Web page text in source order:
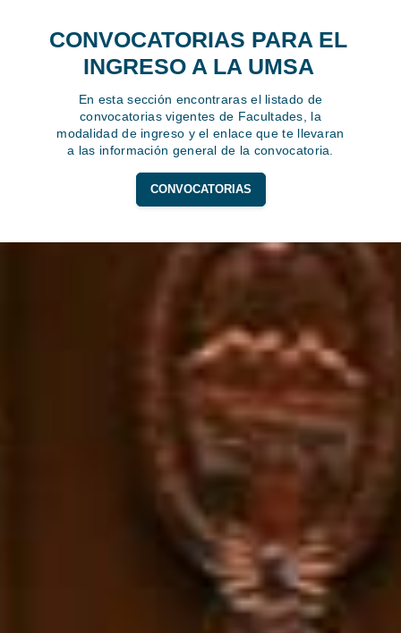
CONVOCATORIAS PARA EL
INGRESO A LA UMSA
En esta sección encontraras el listado de
convocatorias vigentes de Facultades, la
modalidad de ingreso y el enlace que te llevaran
a las información general de la convocatoria.
CONVOCATORIAS